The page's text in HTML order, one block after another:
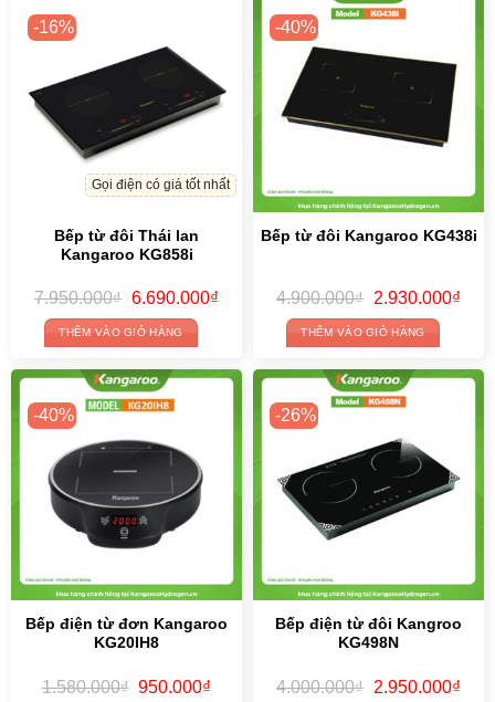
-16%
Gọi điện có giá tốt nhất
Bếp từ đôi Thái lan
Kangaroo KG858i
7.950.000₫ Original
price
was:
7.950.000₫.
6.690.000₫Current
6.690.000₫.
THÊM VÀO GIỎ HÀNG
-40%
Bếp từ đôi Kangaroo KG438i
4.900.000₫ Original
price
was:
4.900.000₫.
2.930.000₫
THÊM VÀO GIỎ HÀNG
-40%
Bếp điện từ đơn Kangaroo
KG20IH8
1.580.000₫ Original
950.000₫
-26%
Bếp điện từ đôi Kangroo
KG498N
4.000.000₫ Original
2.950.000₫